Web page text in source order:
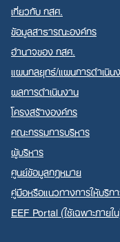
เกี่ยวกับ กสศ.
ข้อมูลสาธารณะองค์กร
อำนาจของ กสศ.
แผนกลยุทธ์/แผนการดำเนิน
ผลการดำเนินงาน
โครงสร้างองค์กร
คณะกรรมการบริหาร
ผู้บริหาร
ศูนย์ข้อมูลกฎหมาย
คู่มือหรือแนวทางการให้บริ
EEF Portal (ใช้เฉพาะภายใ